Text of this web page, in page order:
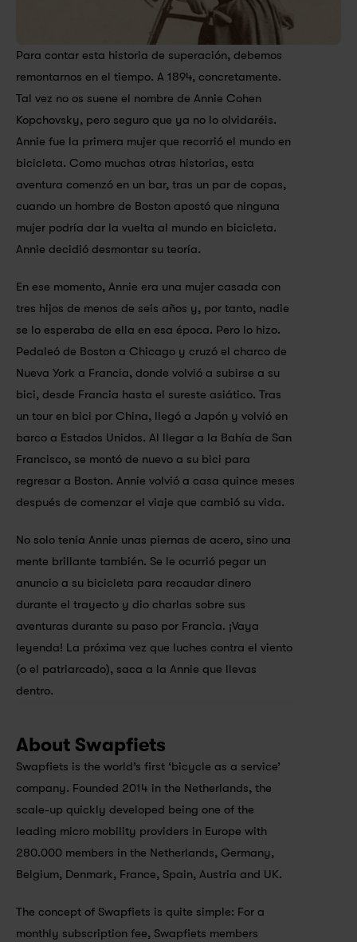
Para contar esta historia de superación, debemos
remontarnos en el tiempo. A 1894, concretamente.
Tal vez no os suene el nombre de Annie Cohen
Kopchovsky, pero seguro que ya no lo olvidaréis.
Annie fue la primera mujer que recorrió el mundo en
bicicleta. Como muchas otras historias, esta
aventura comenzó en un bar, tras un par de copas,
cuando un hombre de Boston apostó que ninguna
mujer podría dar la vuelta al mundo en bicicleta.
Annie decidió desmontar su teoría.
En ese momento, Annie era una mujer casada con
tres hijos de menos de seis años y, por tanto, nadie
se lo esperaba de ella en esa época. Pero lo hizo.
Pedaleó de Boston a Chicago y cruzó el charco de
Nueva York a Francia, donde volvió a subirse a su
bici, desde Francia hasta el sureste asiático. Tras
un tour en bici por China, llegó a Japón y volvió en
barco a Estados Unidos. Al llegar a la Bahía de San
Francisco, se montó de nuevo a su bici para
regresar a Boston. Annie volvió a casa quince meses
después de comenzar el viaje que cambió su vida.
No solo tenía Annie unas piernas de acero, sino una
mente brillante también. Se le ocurrió pegar un
anuncio a su bicicleta para recaudar dinero
durante el trayecto y dio charlas sobre sus
aventuras durante su paso por Francia. ¡Vaya
leyenda! La próxima vez que luches contra el viento
(o el patriarcado), saca a la Annie que llevas
dentro.
About Swapfiets
Swapfiets is the world’s first ‘bicycle as a service’
company. Founded 2014 in the Netherlands, the
scale-up quickly developed being one of the
leading micro mobility providers in Europe with
280.000 members in the Netherlands, Germany,
Belgium, Denmark, France, Spain, Austria and UK.
The concept of Swapfiets is quite simple: For a
monthly subscription fee, Swapfiets members